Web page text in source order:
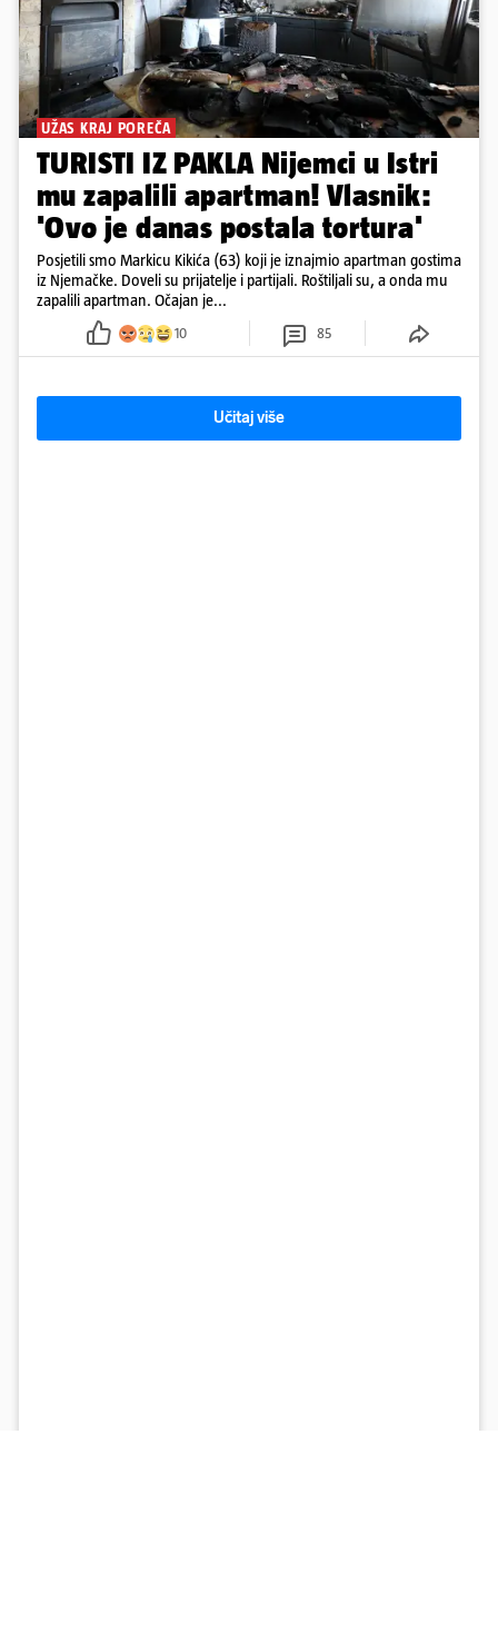
UŽAS KRAJ POREČA
TURISTI IZ PAKLA Nijemci u Istri
mu zapalili apartman! Vlasnik:
'Ovo je danas postala tortura'
Posjetili smo Markicu Kikića (63) koji je iznajmio apartman gostima
iz Njemačke. Doveli su prijatelje i partijali. Roštiljali su, a onda mu
zapalili apartman. Očajan je...
10 85
Učitaj više